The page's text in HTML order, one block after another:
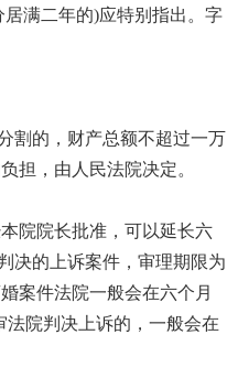
满二年的)应特别指出。字
割的，财产总额不超过一万
担，由人民法院决定。
院院长批准，可以延长六
决的上诉案件，审理期限为
案件法院一般会在六个月
院判决上诉的，一般会在